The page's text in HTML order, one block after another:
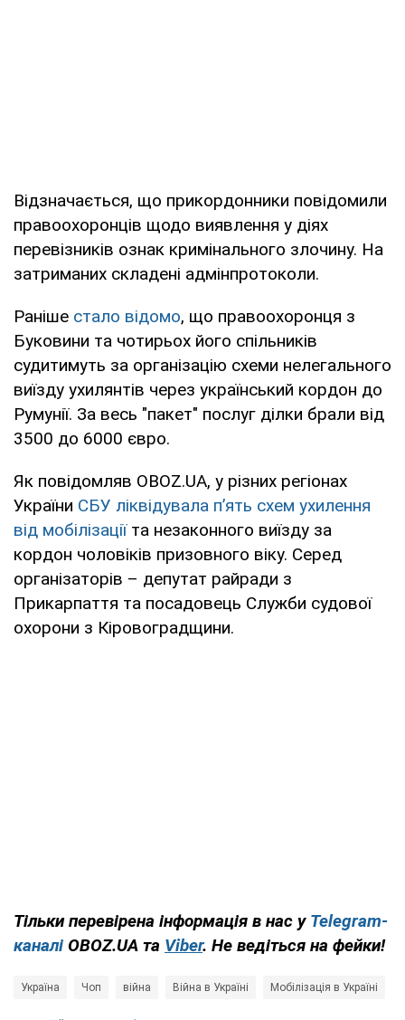
Відзначається, що прикордонники повідомили
правоохоронців щодо виявлення у діях
перевізників ознак кримінального злочину. На
затриманих складені адмінпротоколи.
Раніше стало відомо, що правоохоронця з
Буковини та чотирьох його спільників
судитимуть за організацію схеми нелегального
виїзду ухилянтів через український кордон до
Румунії. За весь "пакет" послуг ділки брали від
3500 до 6000 євро.
Як повідомляв OBOZ.UA, у різних регіонах
України СБУ ліквідувала п’ять схем ухилення
від мобілізації та незаконного виїзду за
кордон чоловіків призовного віку. Серед
організаторів – депутат райради з
Прикарпаття та посадовець Служби судової
охорони з Кіровоградщини.
Тільки перевірена інформація в нас у Telegram-
каналі OBOZ.UA та Viber. Не ведіться на фейки!
Україна Чоп війна Війна в Україні Мобілізація в Україні